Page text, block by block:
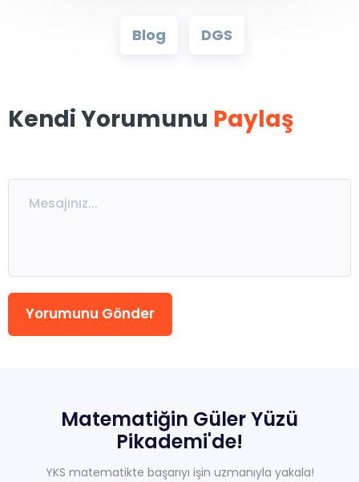
Blog DGS
Kendi Yorumunu Paylaş
Yorumunu Gönder
Matematiğin GülerYüzü
Pikademi'de!
YKS matematikte başarıyı işin uzmanıyla yakala!